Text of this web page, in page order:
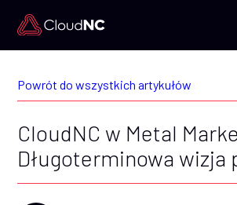
Powrót do wszystkich artykułów
CloudNC w Metal
Długoterminowa wizja